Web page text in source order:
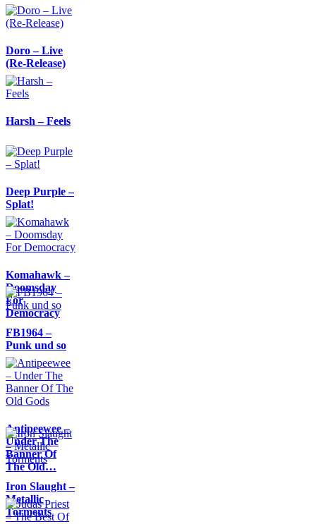
Doro – Live
(Re-Release)
Harsh – Feels
Deep Purple –
Splat!
Komahawk –
Doomsday
For
Democracy
FB1964 –
Punk und so
Antipeewee –
Under The
Banner Of
The Old…
Iron Slaught –
Metallic
Torments